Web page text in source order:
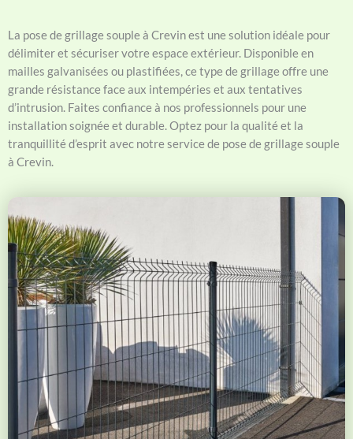
La pose de grillage souple à Crevin est une solution idéale pour
délimiter et sécuriser votre espace extérieur. Disponible en
mailles galvanisées ou plastifiées, ce type de grillage offre une
grande résistance face aux intempéries et aux tentatives
d’intrusion. Faites confiance à nos professionnels pour une
installation soignée et durable. Optez pour la qualité et la
tranquillité d’esprit avec notre service de pose de grillage souple
à Crevin.